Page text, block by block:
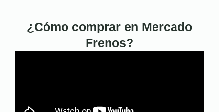
¿Cómo comprar en Mercado
Frenos?